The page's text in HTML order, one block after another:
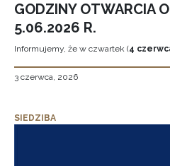
GODZINY OTWARCIA
5.06.2026 R.
Informujemy, że w czwartek (4
3 czerwca, 2026
SIEDZIBA